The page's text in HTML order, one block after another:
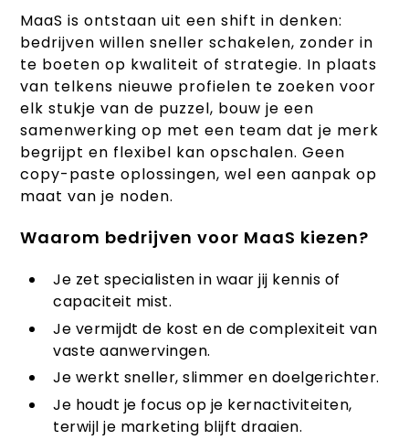
MaaS is ontstaan uit een shift in denken:
bedrijven willen sneller schakelen, zonder in
te boeten op kwaliteit of strategie. In plaats
van telkens nieuwe profielen te zoeken voor
elk stukje van de puzzel, bouw je een
samenwerking op met een team dat je merk
begrijpt en flexibel kan opschalen. Geen
copy-paste oplossingen, wel een aanpak op
maat van je noden.
Waarom bedrijven voor MaaS kiezen?
Je zet specialisten in waar jij kennis of
capaciteit mist.
Je vermijdt de kost en de complexiteit van
vaste aanwervingen.
Je werkt sneller, slimmer en doelgerichter.
Je houdt je focus op je kernactiviteiten,
terwijl je marketing blijft draaien.